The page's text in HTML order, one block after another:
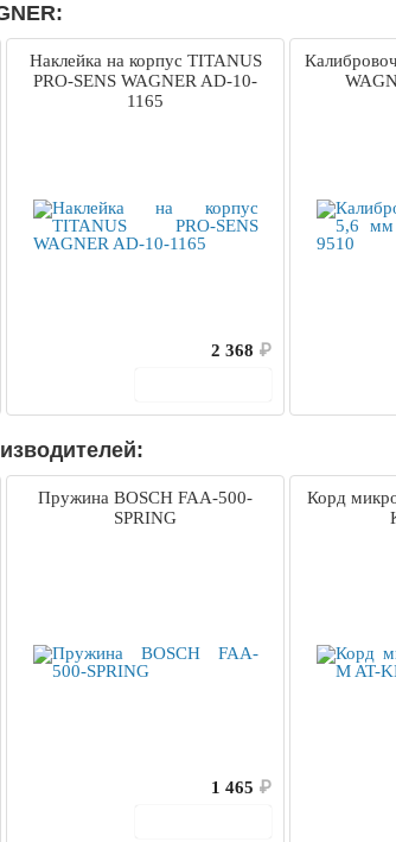
Наклейка на корпус TITANUS
PRO-SENS WAGNER AD-10-
1165
2 368 ₽
Пружина BOSCH FAA-500-
SPRING
1 465 ₽
Корд